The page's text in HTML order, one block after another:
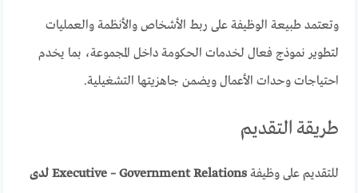
وتعتمد طبيعة الوظيفة على ربط الأشخاص والأنظمة والعمليات
لتطوير نموذج فعال لخدمات الحكومة داخل المجموعة، بما يخدم
احتياجات وحدات الأعمال ويضمن جاهزيتها التشغيلية.
طريقة التقديم
للتقديم على وظيفة
Executive – Government Relations لدى